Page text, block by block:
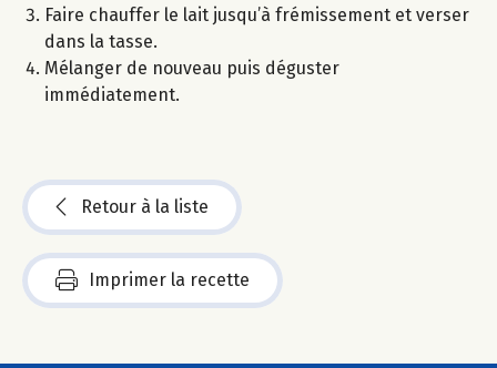
Faire chauffer le lait jusqu’à frémissement et verser
dans la tasse.
Mélanger de nouveau puis déguster
immédiatement.
Retour à la liste
Imprimer la recette